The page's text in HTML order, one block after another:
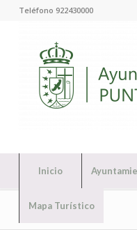
Teléfono 922430000
Inicio
Mapa Turístico